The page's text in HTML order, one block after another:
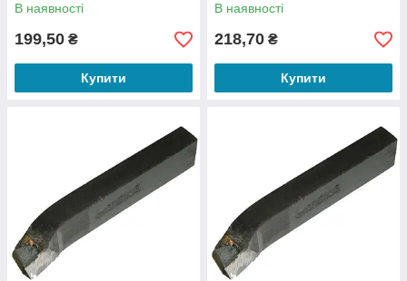
В наявності
199,50 ₴
Купити
В наявності
218,70 ₴
Купити